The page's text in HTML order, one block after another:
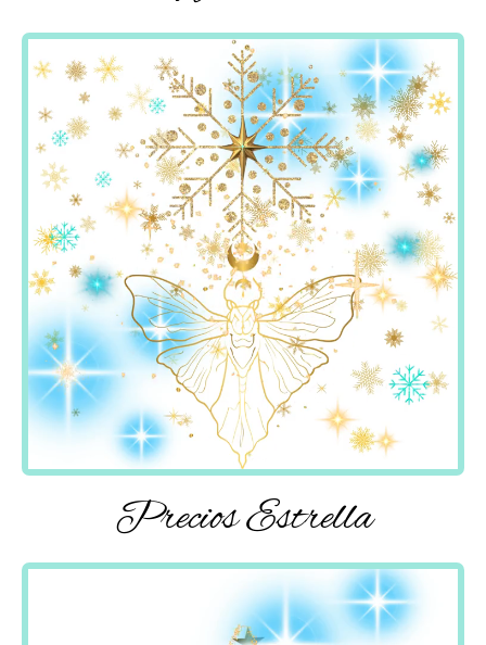
Precios Estrella